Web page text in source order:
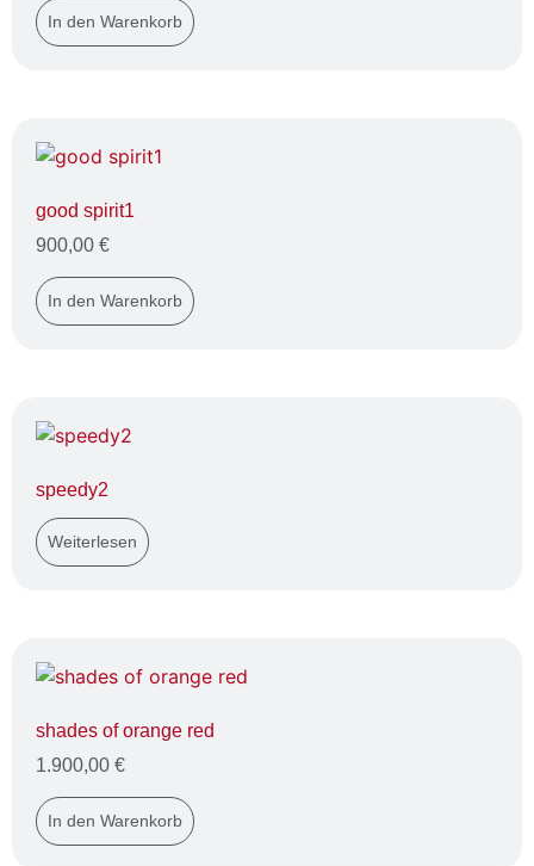
In den Warenkorb
good spirit1
900,00 €
In den Warenkorb
speedy2
Weiterlesen
shades of orange red
1.900,00 €
In den Warenkorb